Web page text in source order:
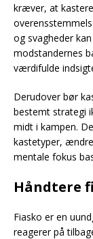
kræver, at
og svagheder
modstandernes
værdifulde
Derudover bør
bestemt strategi
midt i kampen.
kastetyper,
mentale fokus
Håndtere
Fiasko er en
reagerer på